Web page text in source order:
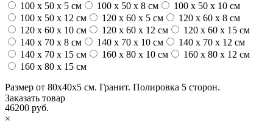
100 x 50 x 5 см
100 х 50 х 8 см
100 x 50 x 10 см
100 x 50 x 12 см
120 x 60 x 5 см
120 x 60 x 8 см
120 x 60 x 10 см
120 x 60 x 12 см
120 x 60 x 15 см
140 x 70 x 8 см
140 x 70 x 10 см
140 x 70 x 12 см
140 x 70 x 15 см
160 x 80 x 10 см
160 x 80 x 12 см
160 x 80 x 15 см
Размер от 80х40х5 см. Гранит. Полировка 5 сторон.
46200 руб.
Заказать товар
×